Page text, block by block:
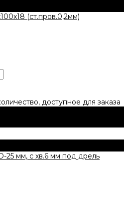
(ст.пров.0,2мм)
доступное для заказа
25 мм, с хв.6 мм под дрель